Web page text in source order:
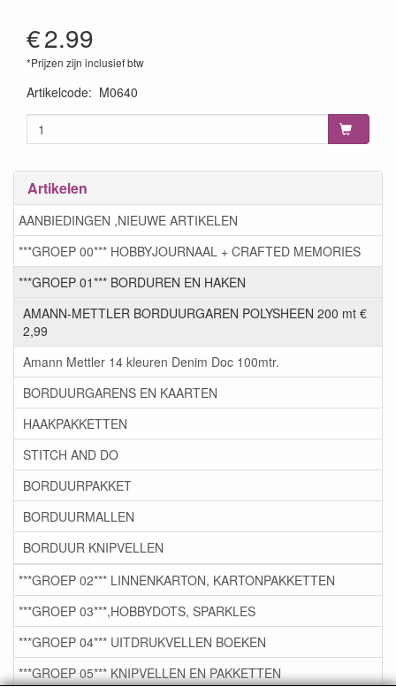
€2.99
*Prijzen zijn inclusief btw
Artikelcode: M0640
Artikelen
AANBIEDINGEN ,NIEUWE ARTIKELEN
***GROEP 00*** HOBBYJOURNAAL + CRAFTED MEMORIES
***GROEP 01*** BORDUREN EN HAKEN
AMANN-METTLER BORDUURGAREN POLYSHEEN 200 mt €
2,99
Amann Mettler 14 kleuren Denim Doc 100mtr.
BORDUURGARENS EN KAARTEN
HAAKPAKKETTEN
STITCH AND DO
BORDUURPAKKET
BORDUURMALLEN
BORDUUR KNIPVELLEN
***GROEP 02*** LINNENKARTON, KARTONPAKKETTEN
***GROEP 03***,HOBBYDOTS, SPARKLES
***GROEP 04*** UITDRUKVELLEN BOEKEN
***GROEP 05*** KNIPVELLEN EN PAKKETTEN